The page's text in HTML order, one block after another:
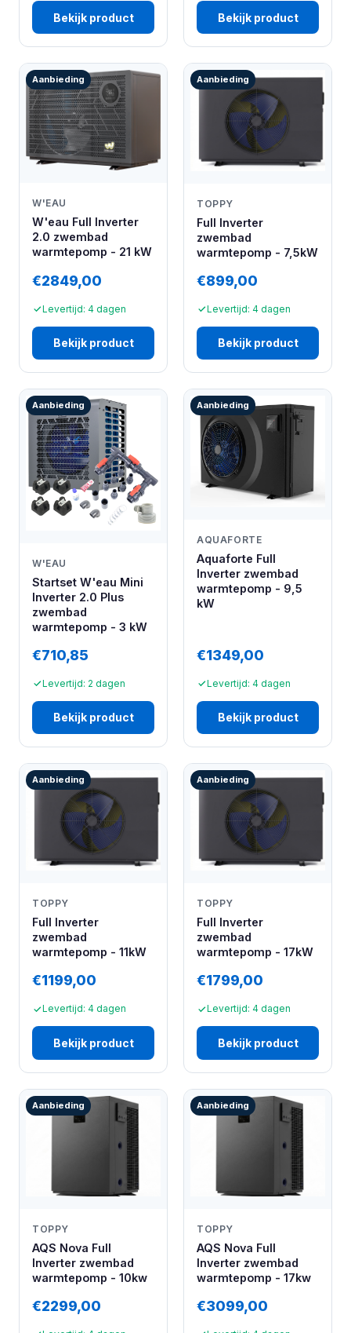
Bekijk product Bekijk product
Aanbieding
W'EAU
W'eau Full Inverter
2.0 zwembad
warmtepomp - 21 kW
€2849,00
Levertijd: 4 dagen
Bekijk product
Aanbieding
TOPPY
Full Inverter
zwembad
warmtepomp - 7,5kW
€899,00
Levertijd: 4 dagen
Bekijk product
Aanbieding
W'EAU
Startset W'eau Mini
Inverter 2.0 Plus
zwembad
warmtepomp - 3 kW
€710,85
Levertijd: 2 dagen
Bekijk product
Aanbieding
AQUAFORTE
Aquaforte Full
Inverter zwembad
warmtepomp - 9,5
kW
€1349,00
Levertijd: 4 dagen
Bekijk product
Aanbieding
TOPPY
Full Inverter
zwembad
warmtepomp - 11kW
€1199,00
Levertijd: 4 dagen
Bekijk product
Aanbieding
TOPPY
Full Inverter
zwembad
warmtepomp - 17kW
€1799,00
Levertijd: 4 dagen
Bekijk product
Aanbieding
TOPPY
AQS Nova Full
Inverter zwembad
warmtepomp - 10kw
€2299,00
Aanbieding
TOPPY
AQS Nova Full
Inverter zwembad
warmtepomp - 17kw
€3099,00